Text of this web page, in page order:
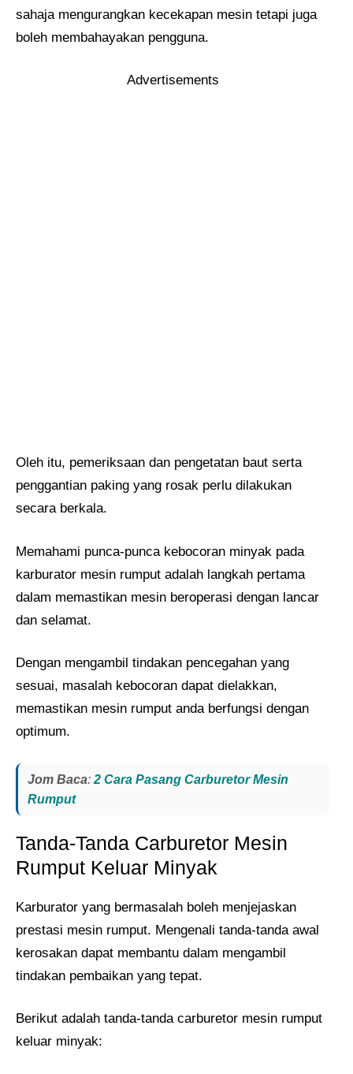
sahaja mengurangkan kecekapan mesin tetapi juga
boleh membahayakan pengguna.
Advertisements
Oleh itu, pemeriksaan dan pengetatan baut serta
penggantian paking yang rosak perlu dilakukan
secara berkala.
Memahami punca-punca kebocoran minyak pada
karburator mesin rumput adalah langkah pertama
dalam memastikan mesin beroperasi dengan lancar
dan selamat.
Dengan mengambil tindakan pencegahan yang
sesuai, masalah kebocoran dapat dielakkan,
memastikan mesin rumput anda berfungsi dengan
optimum.
Jom Baca: 2 Cara Pasang Carburetor Mesin
Rumput
Tanda-Tanda Carburetor Mesin
Rumput Keluar Minyak
Karburator yang bermasalah boleh menjejaskan
prestasi mesin rumput. Mengenali tanda-tanda awal
kerosakan dapat membantu dalam mengambil
tindakan pembaikan yang tepat.
Berikut adalah tanda-tanda carburetor mesin rumput
keluar minyak: